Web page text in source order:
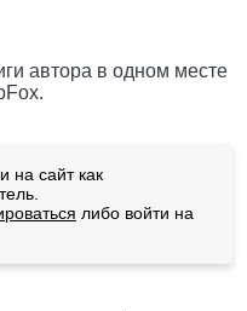
автора в одном месте
на сайт как
либо войти на